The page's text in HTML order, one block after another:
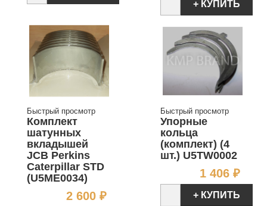
+ КУПИТЬ
Быстрый просмотр
Комплект
шатунных
вкладышей
JCB Perkins
Caterpillar STD
(U5ME0034)
2 600 ₽Цена
Быстрый просмотр
Упорные
кольца
(комплект) (4
шт.) U5TW0002
1 406 ₽
+ КУПИТЬ